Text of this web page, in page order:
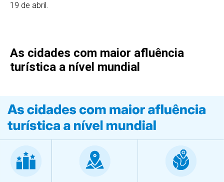
19 de abril.
As cidades com maior afluência
turística a nível mundial